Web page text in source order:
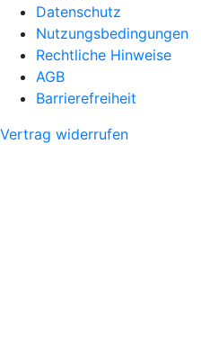
Datenschutz
Nutzungsbedingungen
Rechtliche Hinweise
AGB
Barrierefreiheit
Vertrag widerrufen